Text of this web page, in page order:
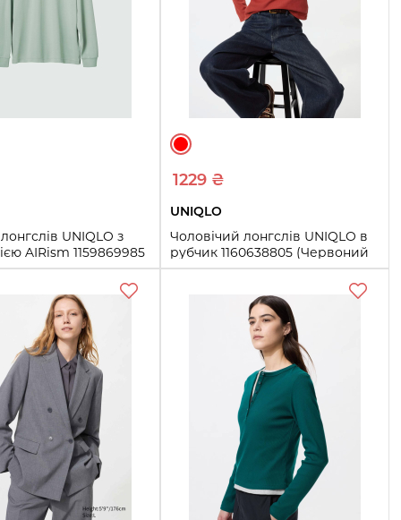
UNIQLO з
AIRism 1159869985
M)
3XL
Купить
1229 ₴
UNIQLO
Чоловічий лонгслів UNIQLO в
рубчик 1160638805 (Червоний
XS)
L
Купить